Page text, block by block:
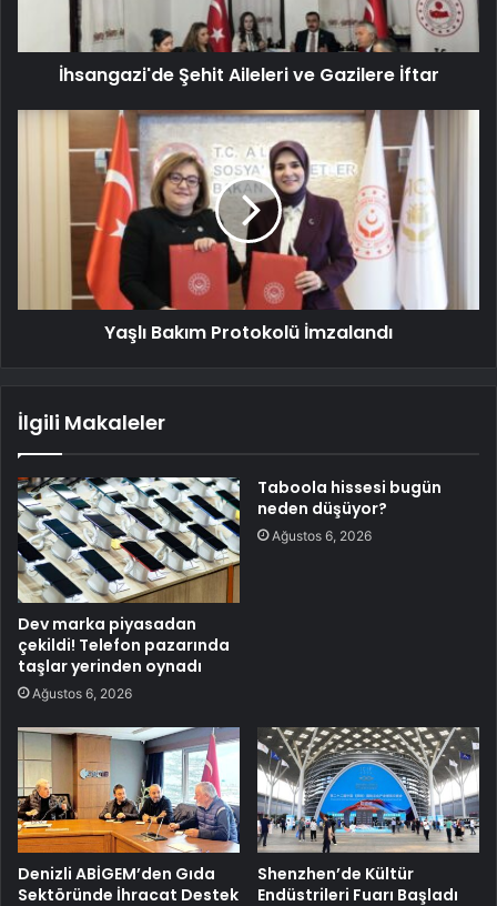
İhsangazi'de Şehit Aileleri ve Gazilere İftar
Yaşlı Bakım Protokolü İmzalandı
İlgili Makaleler
Dev marka piyasadan
çekildi! Telefon pazarında
taşlar yerinden oynadı
Ağustos 6, 2026
Taboola hissesi bugün
neden düşüyor?
Ağustos 6, 2026
Denizli ABİGEM’den Gıda
Sektöründe İhracat Destek
Shenzhen’de Kültür
Endüstrileri Fuarı Başladı